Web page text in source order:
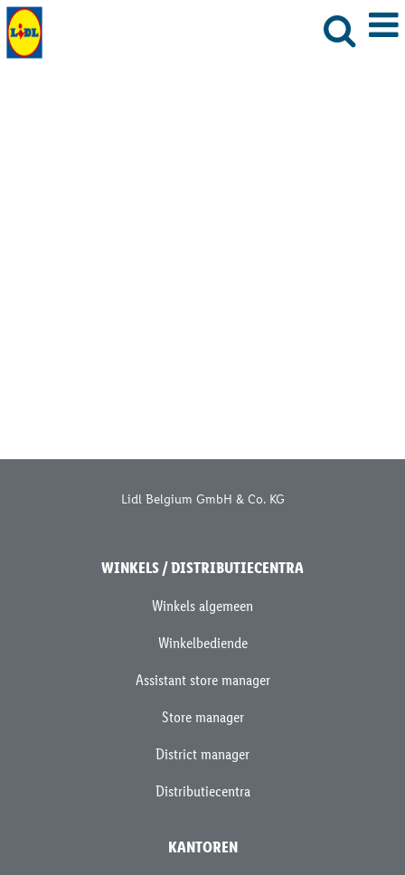
WINKELS / DISTRIBUTIECENTRA
Winkels algemeen
Winkelbediende
Assistant store manager
Store manager
District manager
Distributiecentra
KANTOREN
Lidl Belgium GmbH & Co. KG